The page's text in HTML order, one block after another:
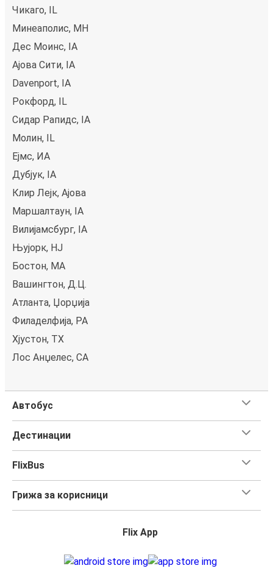
Чикаго, IL
Минеаполис, МН
Дес Моинс, IA
Ајова Сити, IA
Davenport, IA
Рокфорд, IL
Сидар Рапидс, IA
Молин, IL
Ејмс, ИА
Дубјук, IA
Клир Лејк, Ајова
Маршалтаун, IA
Вилијамсбург, IA
Њујорк, НЈ
Бостон, MA
Вашингтон, Д.Ц.
Атланта, Џорџија
Филаделфија, PA
Хјустон, TX
Лос Анџелес, CA
Автобус
Дестинации
FlixBus
Грижа за корисници
Flix App